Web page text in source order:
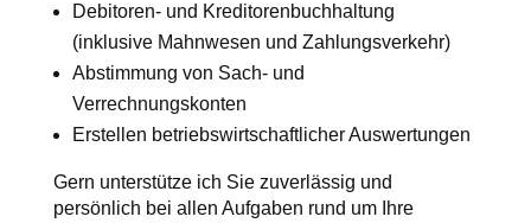
Debitoren- und Kreditorenbuchhaltung
(inklusive Mahnwesen und Zahlungsverkehr)
Abstimmung von Sach- und
Verrechnungskonten
Erstellen betriebswirtschaftlicher Auswertungen
Gern unterstütze ich Sie zuverlässig und
persönlich bei allen Aufgaben rund um Ihre